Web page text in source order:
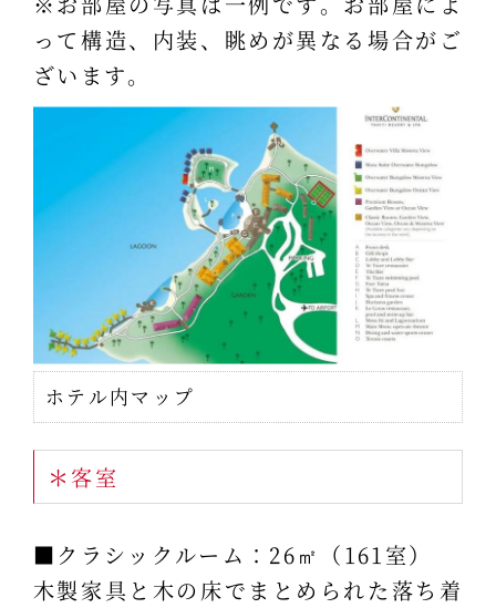
って構造、内装、眺めが異なる場合がご
ざいます。
ホテル内マップ
＊客室
■クラシックルーム：26㎡（161室）
木製家具と木の床でまとめられた落ち着